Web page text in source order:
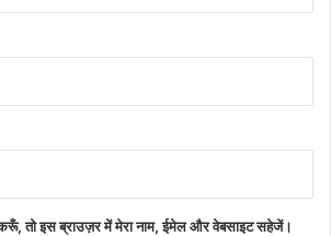
करूँ, तो इस ब्राउज़र में मेरा नाम, ईमेल और वेबसाइट सहेजें।